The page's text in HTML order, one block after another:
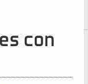
con